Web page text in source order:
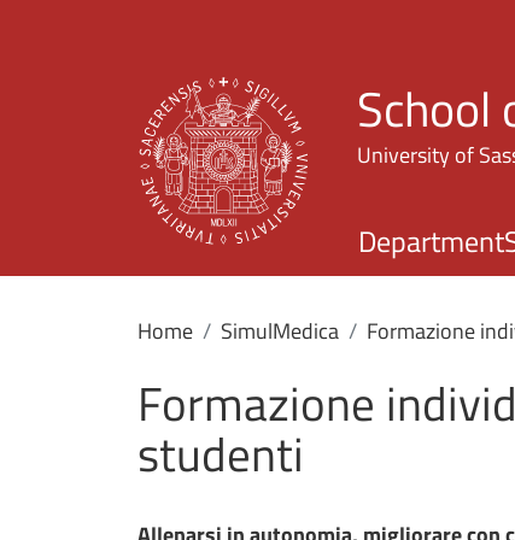
School
University of
Department
Home SimulMedica Formazione
Formazione
studenti